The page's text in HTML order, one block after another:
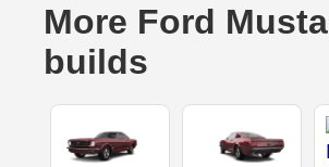
More Ford
builds